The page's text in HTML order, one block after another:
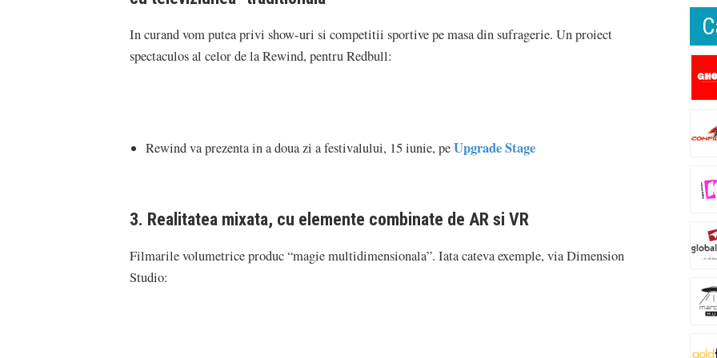
In curand vom putea privi show-uri si competitii sportive pe masa din sufragerie. Un proiect
spectaculos al celor de la Rewind, pentru Redbull:
Rewind va prezenta in a doua zi a festivalului, 15 iunie, peUpgrade Stage
3. Realitatea mixata, cu elemente combinate de AR si VR
Filmarile volumetrice produc “magie multidimensionala”. Iata cateva exemple, via Dimension
Studio: